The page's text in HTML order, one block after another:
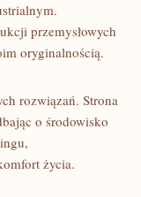
przemysłowych
oryginalnością.
rozwiązań. Strona
o środowisko
życia.